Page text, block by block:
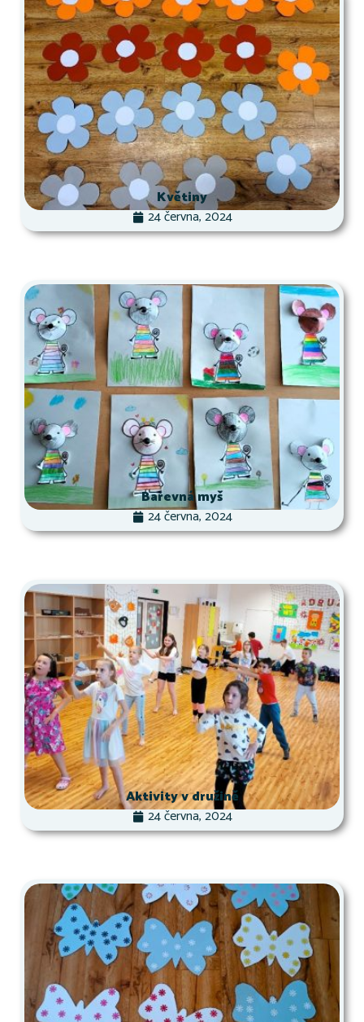
Květiny
24 června, 2024
Barevná myš
24 června, 2024
Aktivity v družině
24 června, 2024